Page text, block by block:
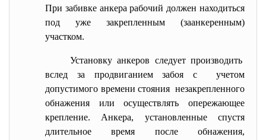
При забивке анкера рабочий должен находиться
под уже закрепленным (заанкеренным)
участком.
Установку анкеров следует производить
вслед за продвиганием забоя с учетом
допустимого времени стояния незакрепленного
обнажения или осуществлять опережающее
крепление. Анкера, установленные спустя
длительное время после обнажения,